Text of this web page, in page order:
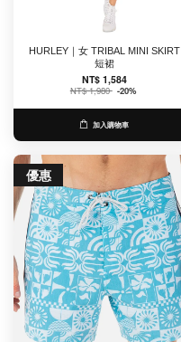
HURLEY｜女 TRIBAL MINI SKIRT
短裙
NT$ 1,584
NT$ 1,980 -20%
加入購物車
優惠